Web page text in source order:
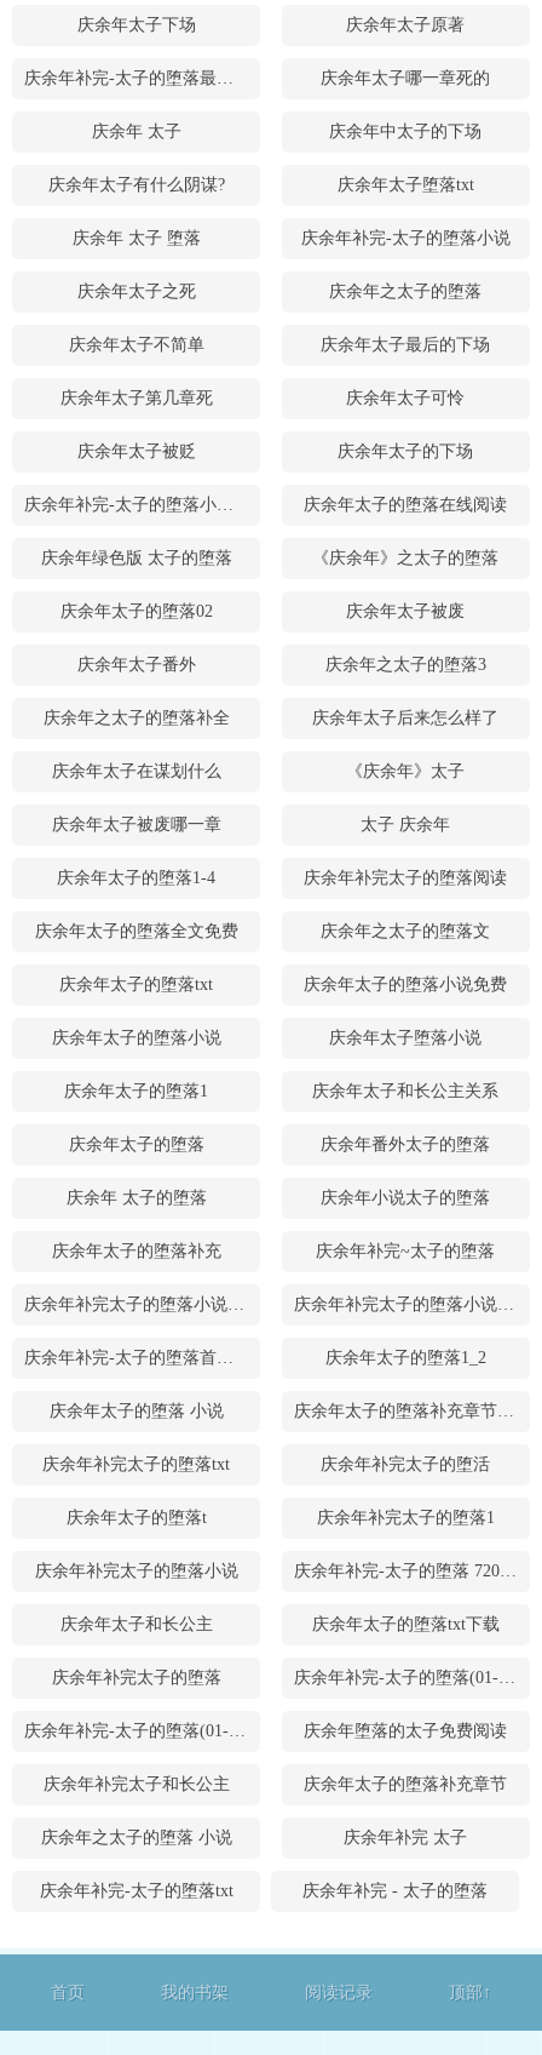
庆余年太子下场 庆余年太子原著
庆余年补完-太子的堕落最新章节 庆余年太子哪一章死的
庆余年 太子 庆余年中太子的下场
庆余年太子有什么阴谋? 庆余年太子堕落txt
庆余年 太子 堕落 庆余年补完-太子的堕落小说
庆余年太子之死 庆余年之太子的堕落
庆余年太子不简单 庆余年太子最后的下场
庆余年太子第几章死 庆余年太子可怜
庆余年太子被贬 庆余年太子的下场
庆余年补完-太子的堕落小说全文免费阅读 庆余年太子的堕落在线阅读
庆余年绿色版 太子的堕落 《庆余年》之太子的堕落
庆余年太子的堕落02 庆余年太子被废
庆余年太子番外 庆余年之太子的堕落3
庆余年之太子的堕落补全 庆余年太子后来怎么样了
庆余年太子在谋划什么 《庆余年》太子
庆余年太子被废哪一章 太子 庆余年
庆余年太子的堕落1-4 庆余年补完太子的堕落阅读
庆余年太子的堕落全文免费 庆余年之太子的堕落文
庆余年太子的堕落txt 庆余年太子的堕落小说免费
庆余年太子的堕落小说 庆余年太子堕落小说
庆余年太子的堕落1 庆余年太子和长公主关系
庆余年太子的堕落 庆余年番外太子的堕落
庆余年 太子的堕落 庆余年小说太子的堕落
庆余年太子的堕落补充 庆余年补完~太子的堕落
庆余年补完太子的堕落小说免费 庆余年补完太子的堕落小说阅读
庆余年补完-太子的堕落首页关灯 护眼 字体:大 庆余年太子的堕落1_2
庆余年太子的堕落 小说 庆余年太子的堕落补充章节下载
庆余年补完太子的堕落txt 庆余年补完太子的堕活
庆余年太子的堕落t 庆余年补完太子的堕落1
庆余年补完太子的堕落小说 庆余年补完-太子的堕落 720P 下载
庆余年太子和长公主 庆余年太子的堕落txt下载
庆余年补完太子的堕落 庆余年补完-太子的堕落(01-02)新
庆余年补完-太子的堕落(01-02) 庆余年堕落的太子免费阅读
庆余年补完太子和长公主 庆余年太子的堕落补充章节
庆余年之太子的堕落 小说 庆余年补完 太子
庆余年补完-太子的堕落txt 庆余年补完 - 太子的堕落
首页 我的书架 阅读记录 顶部↑